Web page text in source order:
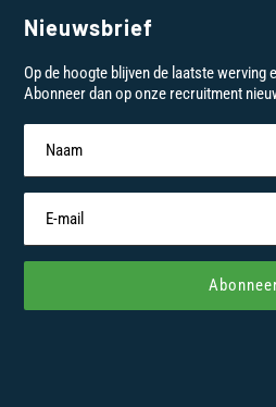
Nieuwsbrief
Op de hoogte blijven de laatste werving
Abonneer dan op onze recruitment